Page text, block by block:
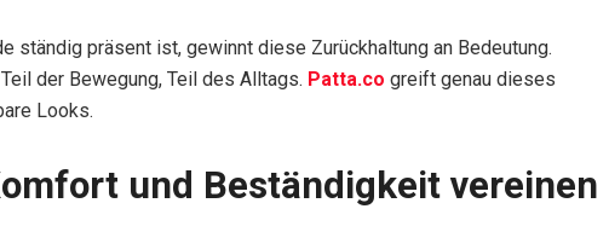
ständig präsent ist, gewinnt diese Zurückhaltung an Bedeutung.
der Bewegung, Teil des Alltags. Patta.co greift genau dieses
Looks.
und Beständigkeit vereinen